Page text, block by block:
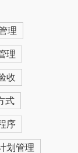
理
理
收
式
序
划管理